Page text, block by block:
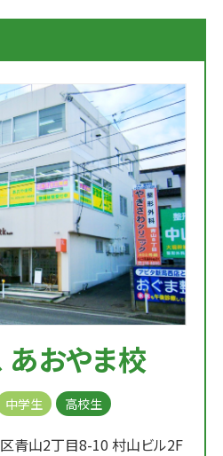
あおやま校
中学生 高校生
青山2丁目8-10 村山ビル2F